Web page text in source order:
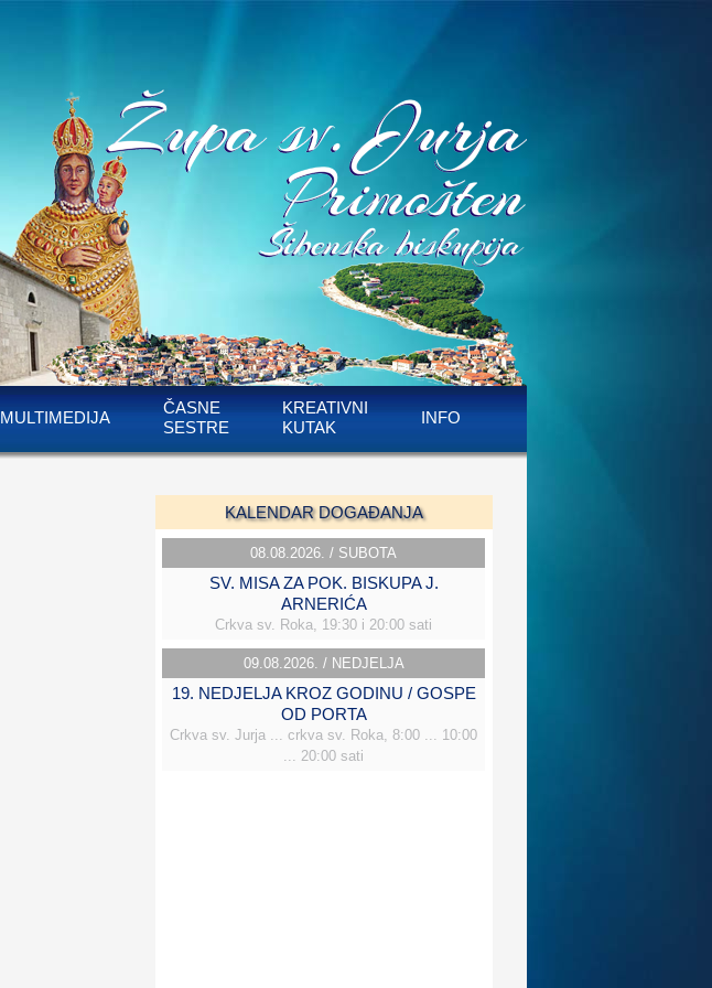
MULTIMEDIJA
ČASNE
SESTRE
KREATIVNI
KUTAK
INFO
KALENDAR DOGAĐANJA
08.08.2026. / SUBOTA
SV. MISA ZA POK. BISKUPA J.
ARNERIĆA
Crkva sv. Roka, 19:30 i 20:00 sati
09.08.2026. / NEDJELJA
19. NEDJELJA KROZ GODINU / GOSPE
OD PORTA
Crkva sv. Jurja ... crkva sv. Roka, 8:00 ... 10:00
... 20:00 sati